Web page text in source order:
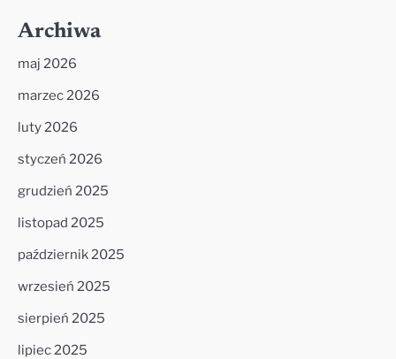
Archiwa
maj 2026
marzec 2026
luty 2026
styczeń 2026
grudzień 2025
listopad 2025
październik 2025
wrzesień 2025
sierpień 2025
lipiec 2025